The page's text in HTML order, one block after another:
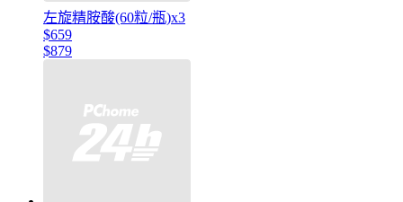
左旋精胺酸(60粒/瓶)x3
$659
$879